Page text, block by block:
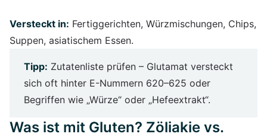
Versteckt in: Fertiggerichten, Würzmischungen, Chips,
Suppen, asiatischem Essen.
Tipp: Zutatenliste prüfen – Glutamat versteckt
sich oft hinter E-Nummern 620–625 oder
Begriffen wie „Würze“ oder „Hefeextrakt“.
Was ist mit Gluten? Zöliakie vs.